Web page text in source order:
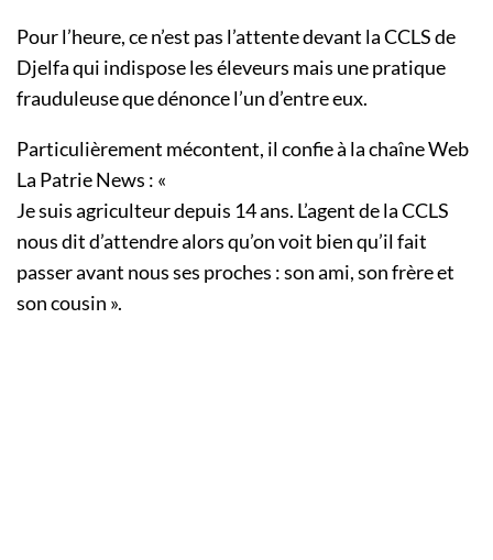
Pour l’heure, ce n’est pas l’attente devant la CCLS de
Djelfa qui indispose les éleveurs mais une pratique
frauduleuse que dénonce l’un d’entre eux.
Particulièrement mécontent, il confie à la chaîne Web
La Patrie News : «
Je suis agriculteur depuis 14 ans. L’agent de la CCLS
nous dit d’attendre alors qu’on voit bien qu’il fait
passer avant nous ses proches : son ami, son frère et
son cousin ».